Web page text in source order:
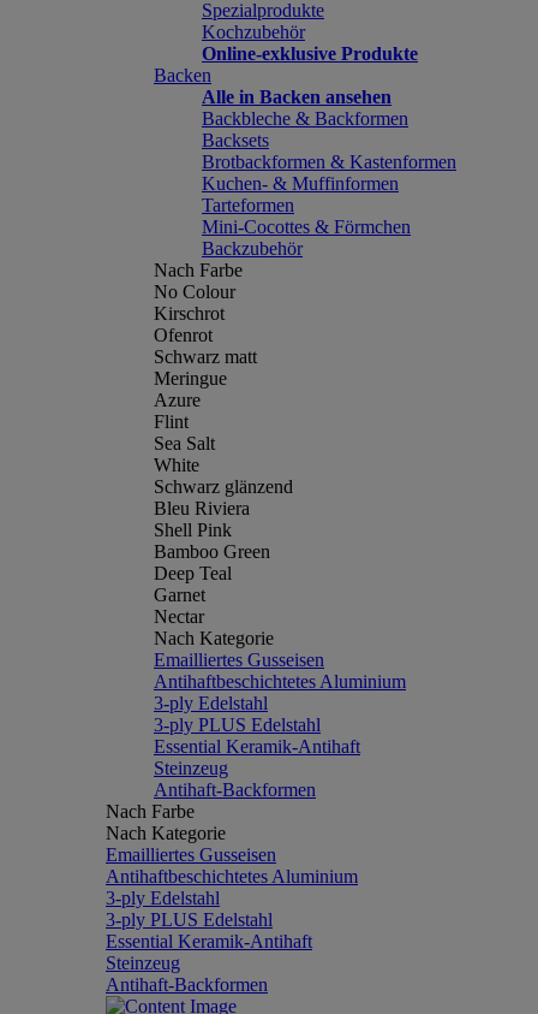
Spezialprodukte
Kochzubehör
Online-exklusive Produkte
Backen
Alle in Backen ansehen
Backbleche & Backformen
Backsets
Brotbackformen & Kastenformen
Kuchen- & Muffinformen
Tarteformen
Mini-Cocottes & Förmchen
Backzubehör
Nach Farbe
No Colour
Kirschrot
Ofenrot
Schwarz matt
Meringue
Azure
Flint
Sea Salt
White
Schwarz glänzend
Bleu Riviera
Shell Pink
Bamboo Green
Deep Teal
Garnet
Nectar
Nach Kategorie
Emailliertes Gusseisen
Antihaftbeschichtetes Aluminium
3-ply Edelstahl
3-ply PLUS Edelstahl
Essential Keramik-Antihaft
Steinzeug
Antihaft-Backformen
Nach Farbe
Nach Kategorie
Emailliertes Gusseisen
Antihaftbeschichtetes Aluminium
3-ply Edelstahl
3-ply PLUS Edelstahl
Essential Keramik-Antihaft
Steinzeug
Antihaft-Backformen